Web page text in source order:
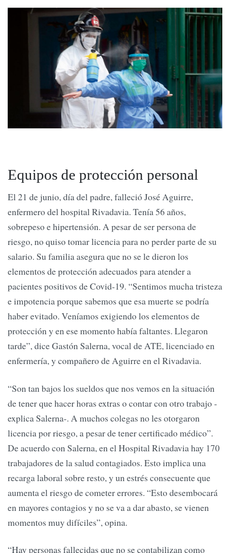
Equipos de protección personal
El 21 de junio, día del padre, falleció José Aguirre,
enfermero del hospital Rivadavia. Tenía 56 años,
sobrepeso e hipertensión. A pesar de ser persona de
riesgo, no quiso tomar licencia para no perder parte de su
salario. Su familia asegura que no se le dieron los
elementos de protección adecuados para atender a
pacientes positivos de Covid-19. “Sentimos mucha tristeza
e impotencia porque sabemos que esa muerte se podría
haber evitado. Veníamos exigiendo los elementos de
protección y en ese momento había faltantes. Llegaron
tarde”, dice Gastón Salerna, vocal de ATE, licenciado en
enfermería, y compañero de Aguirre en el Rivadavia.
“Son tan bajos los sueldos que nos vemos en la situación
de tener que hacer horas extras o contar con otro trabajo -
explica Salerna-. A muchos colegas no les otorgaron
licencia por riesgo, a pesar de tener certificado médico”.
De acuerdo con Salerna, en el Hospital Rivadavia hay 170
trabajadores de la salud contagiados. Esto implica una
recarga laboral sobre resto, y un estrés consecuente que
aumenta el riesgo de cometer errores. “Esto desembocará
en mayores contagios y no se va a dar abasto, se vienen
momentos muy difíciles”, opina.
“Hay personas fallecidas que no se contabilizan como